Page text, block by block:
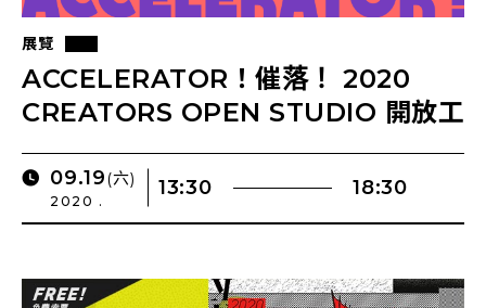
展覽
ACCELERATOR！催落！ 2020
CREATORS OPEN STUDIO 開放工
作室
09.19(六)
2020 .
13:30 18:30